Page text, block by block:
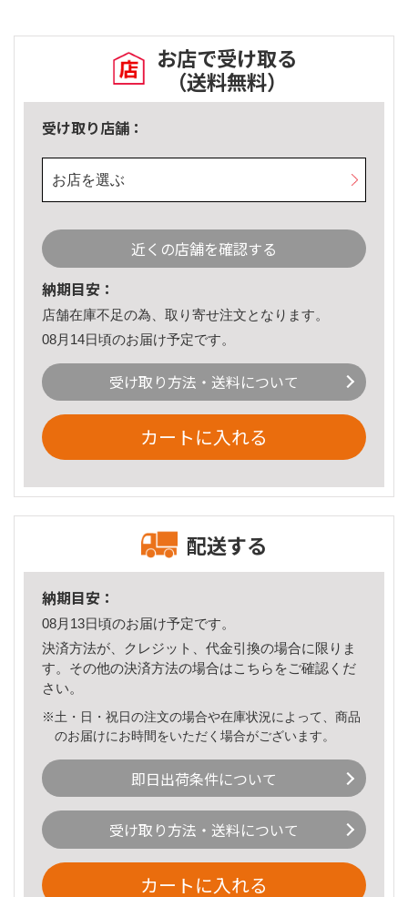
お店で受け取る
（送料無料）
受け取り店舗：
お店を選ぶ
近くの店舗を確認する
納期目安：
店舗在庫不足の為、取り寄せ注文となります。
08月14日頃のお届け予定です。
受け取り方法・送料について
カートに入れる
配送する
納期目安：
08月13日頃のお届け予定です。
決済方法が、クレジット、代金引換の場合に限りま
す。その他の決済方法の場合はこちら をご確認くだ
さい。
※土・日・祝日の注文の場合や在庫状況によって、商品
のお届けにお時間をいただく場合がございます。
即日出荷条件について
受け取り方法・送料について
カートに入れる